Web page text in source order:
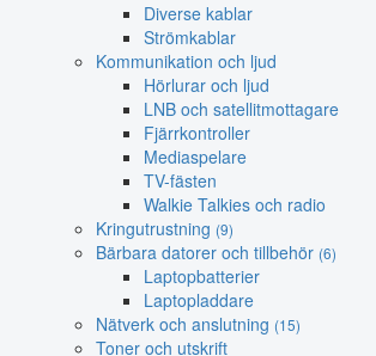
Diverse kablar
Strömkablar
Kommunikation och ljud
Hörlurar och ljud
LNB och satellitmottagare
Fjärrkontroller
Mediaspelare
TV-fästen
Walkie Talkies och radio
Kringutrustning (9)
Bärbara datorer och tillbehör (6)
Laptopbatterier
Laptopladdare
Nätverk och anslutning (15)
Toner och utskrift